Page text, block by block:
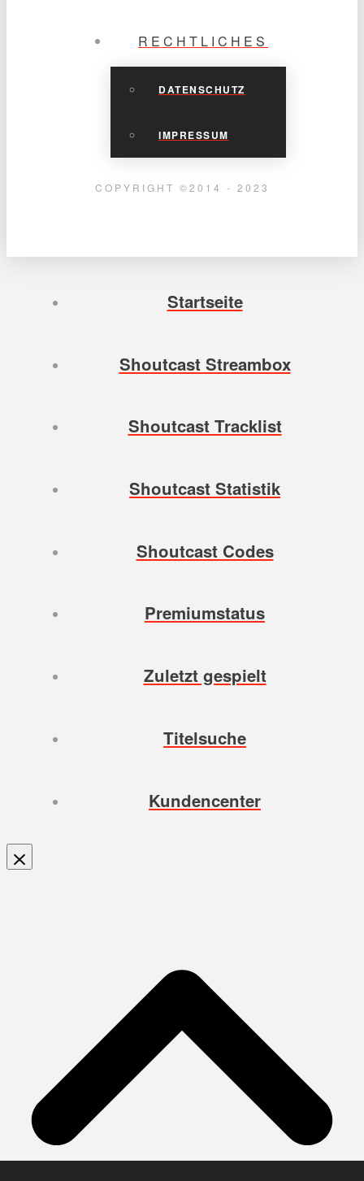
RECHTLICHES
DATENSCHUTZ
IMPRESSUM
COPYRIGHT ©2014 - 2023
Startseite
Shoutcast Streambox
Shoutcast Tracklist
Shoutcast Statistik
Shoutcast Codes
Premiumstatus
Zuletzt gespielt
Titelsuche
Kundencenter